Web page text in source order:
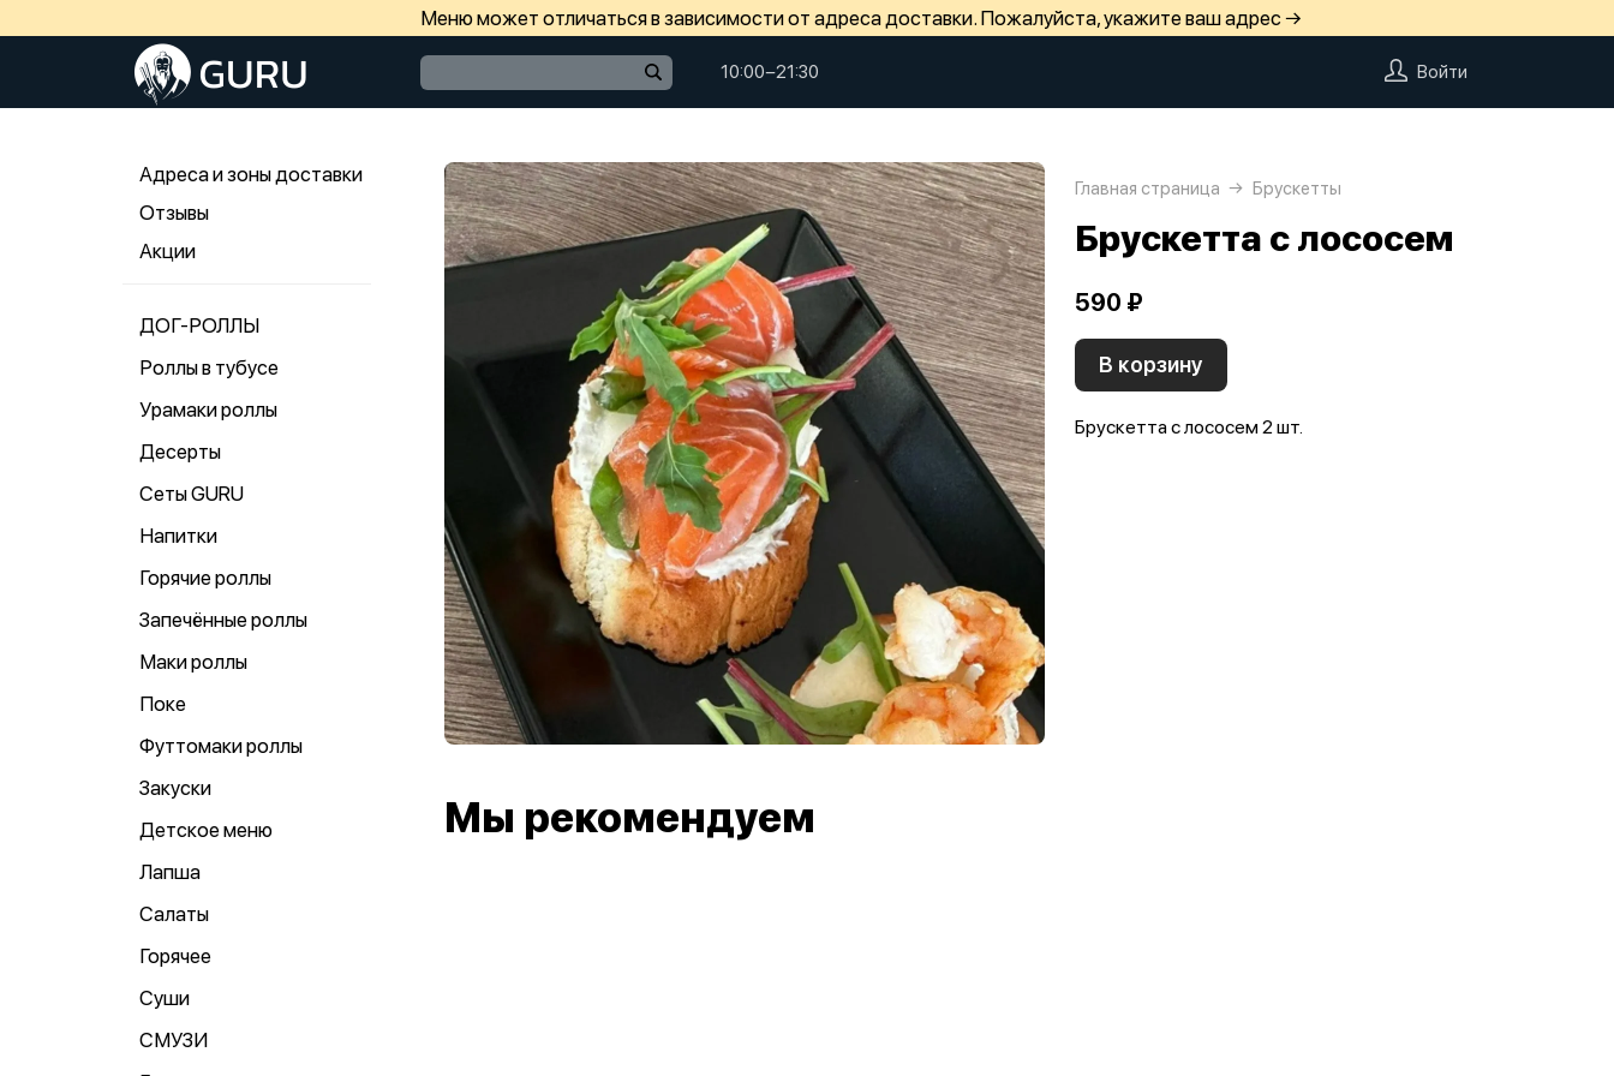
Меню может отличаться в зависимости от адреса доставки. Пожалуйста, укажите ваш адрес →
10:00−21:30 Войти
Адреса и зоны доставки
Отзывы
Акции
ДОГ-РОЛЛЫ
Роллы в тубусе
Урамаки роллы
Десерты
Сеты GURU
Напитки
Горячие роллы
Запечённые роллы
Маки роллы
Поке
Футтомаки роллы
Закуски
Детское меню
Лапша
Салаты
Горячее
Суши
СМУЗИ
Главная страница Брускетты
Брускетта с лососем
590 ₽
В корзину
Брускетта с лососем 2 шт.
Мы рекомендуем